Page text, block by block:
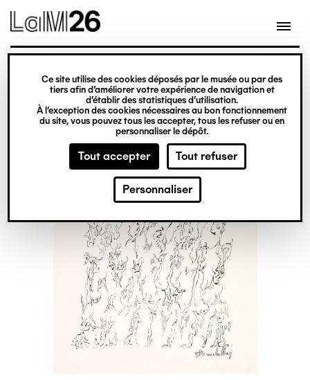
Gestion des cookies
Ce site utilise des cookies déposés par le musée ou par des
tiers afin d’améliorer votre expérience de navigation et
d’établir des statistiques d’utilisation.
À l’exception des cookies nécessaires au bon fonctionnement
du site, vous pouvez tous les accepter, tous les refuser ou en
personnaliser le dépôt.
Tout accepter Tout refuser
Personnaliser
contenu